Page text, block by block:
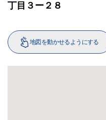
丁目３ー２８
地図を動かせるようにする